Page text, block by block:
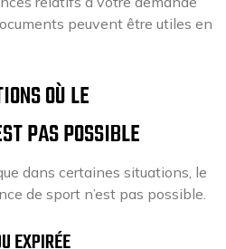
peuvent être utiles en
OÙ LE
PAS POSSIBLE
dans certaines situations, le
de sport n’est pas possible.
EXPIRÉE